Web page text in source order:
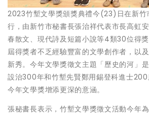
2023竹塹文學獎頒獎典禮今(23)日在新竹
行，由新竹市秘書長張治祥代表市長高虹
春散文、現代詩及短篇小說等4類30位得
屆得獎者不乏經驗豐富的文學創作者，以
新秀。今年文學獎徵文主題「歷史的河」
設治300年和竹塹先賢鄭用錫登科進士
今年文學獎增添更深的意涵。
張秘書長表示，竹塹文學獎徵文活動今年